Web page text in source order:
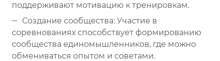
поддерживают мотивацию к тренировкам.
Создание сообщества: Участие в
соревнованиях способствует формированию
сообщества единомышленников, где можно
обмениваться опытом и советами.